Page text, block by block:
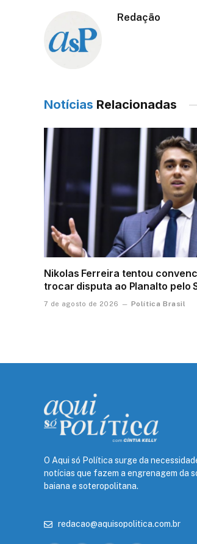
Redação
Notícias Relacionadas
Nikolas Ferreira tentou
trocar disputa ao Planalto pelo
7 de agosto de 2026 Política Brasil
O Aqui só Política surge da
notícias que fazem a engrenagem da
baiana e soteropolitana.
redacao@aquisopolitica.com.br